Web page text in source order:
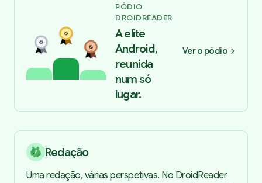
PÓDIO
DROIDREADER
A elite
Android,
reunida
num só
lugar.
Ver o pódio
Redação
Uma redação, várias perspetivas. No DroidReader